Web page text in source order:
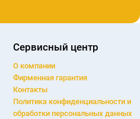
Сервисный центр
О компании
Фирменная гарантия
Контакты
Политика конфиденциальности и
обработки персональных данных